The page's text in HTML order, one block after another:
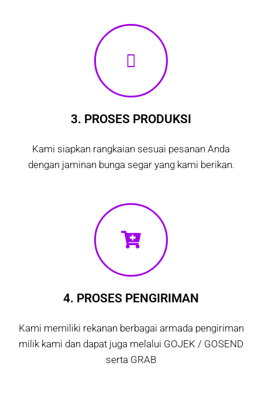
3. PROSES PRODUKSI
Kami siapkan rangkaian sesuai pesanan Anda
dengan jaminan bunga segar yang kami berikan.
4. PROSES PENGIRIMAN
Kami memiliki rekanan berbagai armada pengiriman
milik kami dan dapat juga melalui GOJEK / GOSEND
serta GRAB